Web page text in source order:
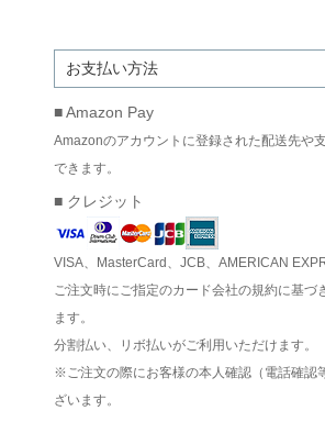
お支払い方法
■ Amazon Pay
Amazonのアカウントに登録された配送先や
できます。
■ クレジット
VISA、MasterCard、JCB、AMERICAN
ご注文時にご指定のカード会社の規約に基づ
ます。
分割払い、リボ払いがご利用いただけます。
※ご注文の際にお客様の本人確認（電話確認
ざいます。